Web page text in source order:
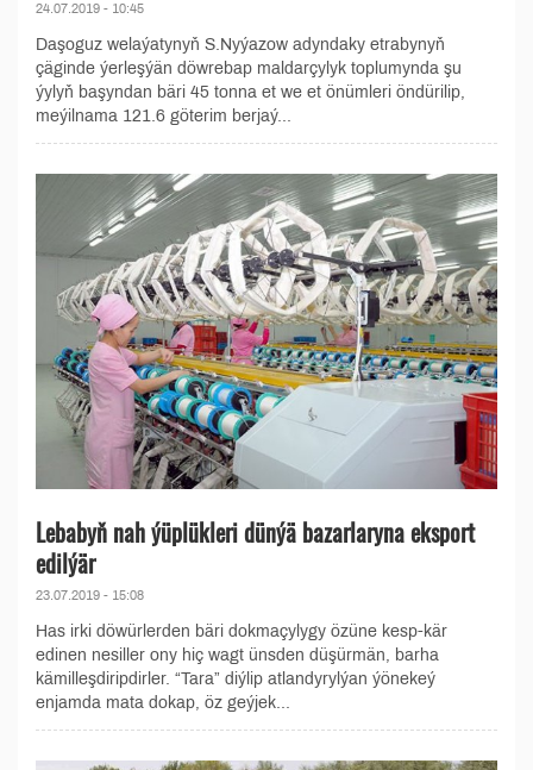
24.07.2019 - 10:45
Daşoguz welaýatynyň S.Nyýazow adyndaky etrabynyň
çäginde ýerleşýän döwrebap maldarçylyk toplumynda şu
ýylyň başyndan bäri 45 tonna et we et önümleri öndürilip,
meýilnama 121.6 göterim berjaý...
Lebabyň nah ýüplükleri dünýä bazarlaryna eksport
edilýär
23.07.2019 - 15:08
Has irki döwürlerden bäri dokmaçylygy özüne kesp-kär
edinen nesiller ony hiç wagt ünsden düşürmän, barha
kämilleşdiripdirler. “Tara” diýlip atlandyrylýan ýönekeý
enjamda mata dokap, öz geýjek...